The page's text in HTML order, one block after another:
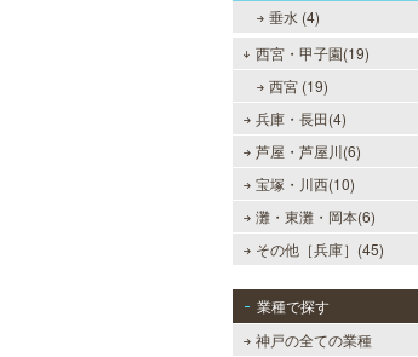
垂水 (4)
西宮・甲子園(19)
西宮 (19)
兵庫・長田(4)
芦屋・芦屋川(6)
宝塚・川西(10)
灘・東灘・岡本(6)
その他［兵庫］(45)
業種で探す
神戸の全ての業種